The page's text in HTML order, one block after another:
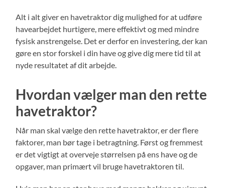
Alt i alt giver en havetraktor dig mulighed for at udføre
havearbejdet hurtigere, mere effektivt og med mindre
fysisk anstrengelse. Det er derfor en investering, der kan
gøre en stor forskel i din have og give dig mere tid til at
nyde resultatet af dit arbejde.
Hvordan vælger man den rette
havetraktor?
Når man skal vælge den rette havetraktor, er der flere
faktorer, man bør tage i betragtning. Først og fremmest
er det vigtigt at overveje størrelsen på ens have og de
opgaver, man primært vil bruge havetraktoren til.